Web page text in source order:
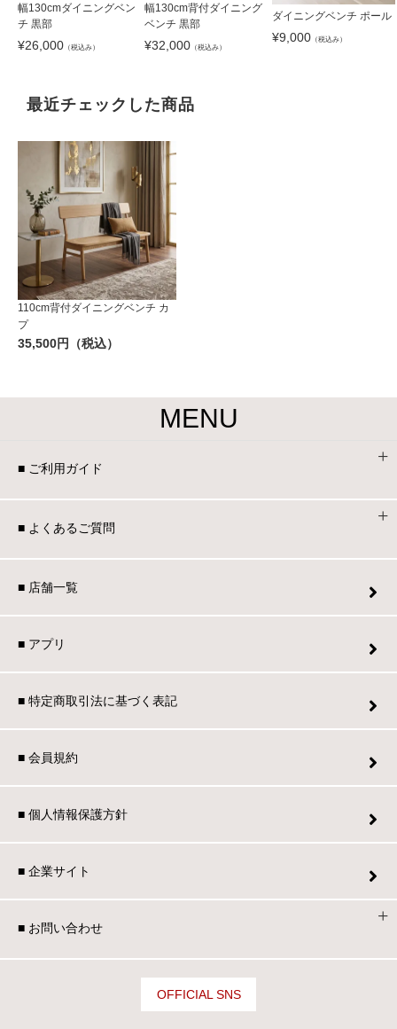
幅130cmダイニングベン
チ 黒部
¥26,000 （税込み）
幅130cm背付ダイニング
ベンチ 黒部
¥32,000 （税込み）
ダイニングベンチ ポール
¥9,000（税込み）
最近チェックした商品
110cm背付ダイニングベンチ カ
プ
35,500円（税込）
MENU
■ ご利用ガイド
■ よくあるご質問
■ 店舗一覧
■ アプリ
■ 特定商取引法に基づく表記
■ 会員規約
■ 個人情報保護方針
■ 企業サイト
■ お問い合わせ
OFFICIAL SNS